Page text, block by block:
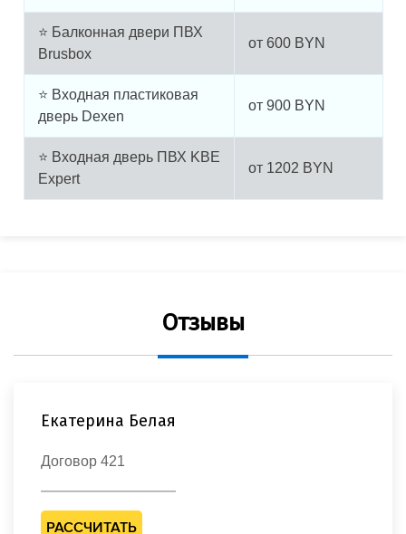
⭐ Балконная двери ПВХ
Brusbox
от 600 BYN
⭐ Входная пластиковая
дверь Dexen
от 900 BYN
⭐ Входная дверь ПВХ KBE
Expert
от 1202 BYN
Отзывы
Екатерина Белая
Договор 421
РАССЧИТАТЬ